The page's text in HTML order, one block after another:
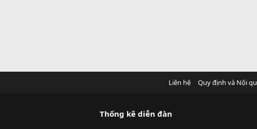
Liên hệ Quy định và Nội
Thống kê diễn đàn